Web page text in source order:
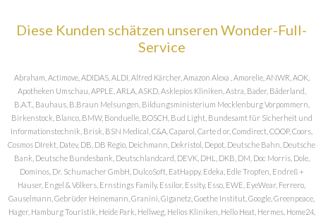
Diese Kunden schätzen unseren Wonder-Full-
Service
Abraham, Actimove, ADIDAS, ALDI, Alfred Kärcher, Amazon Alexa , Amorelie, ANWR, AOK,
Apotheken Umschau, APPLE, ARLA, ASKD, Asklepios Kliniken, Astra, Bader, Bäderland,
B.A.T., Bauhaus, B.Braun Melsungen, Bildungsministerium Mecklenburg Vorpommern,
Birkenstock, Blanco, BMW, Bonduelle, BOSCH, Bud Light, Bundesamt für Sicherheit und
Informationstechnik, Brisk, BSN Medical, C&A, Caparol, Carte d or, Comdirect, COOP, Coors,
Cosmos DIrekt, Datev, DB, DB Regio, Deichmann, Dekristol, Depot, Deutsche Bahn, Deutsche
Bank, Deutsche Bundesbank, Deutschlandcard, DEVK, DHL, DKB, DM, Doc Morris, Dole,
Dominos, Dr. Schumacher GmbH, DulcoSoft, EatHappy, Edeka, Edle Tropfen, Endreß +
Hauser, Engel & Völkers, Ernstings Family, Essilor, Essity, Esso, EWE, EyeWear, Ferrero,
Gauselmann, Gebrüder Heinemann, Granini, Giganetz, Goethe Institut, Google, Greenpeace,
Hager, Hamburg Touristik, Heide Park, Hellweg, Helios Kliniken, Hello Heat, Hermes, Home24,